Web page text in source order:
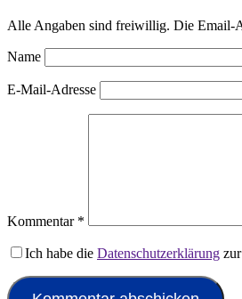
Alle Angaben sind freiwillig. Die Email-
Name
E-Mail-Adresse
Kommentar *
Ich habe die Datenschutzerklärung